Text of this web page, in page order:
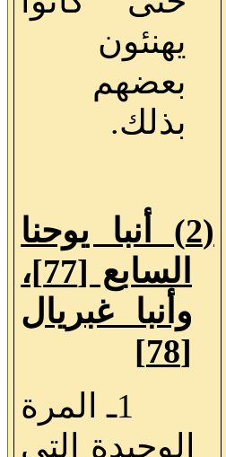
يهنئون
بعضهم
بذلك.
(2) أنبا يوحنا
السابع [77]،
وأنبا غبريال
[78]
1ـ المرة
الوحيدة التي